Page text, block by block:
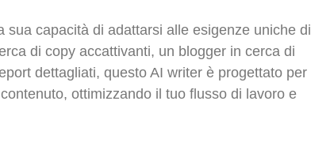
sua capacità di adattarsi alle esigenze uniche di
di copy accattivanti, un blogger in cerca di
dettagliati, questo AI writer è progettato per
ottimizzando il tuo flusso di lavoro e